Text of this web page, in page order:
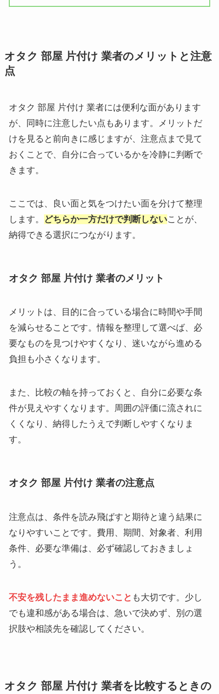
オタク 部屋 片付け 業者のメリットと注意
点
オタク 部屋 片付け 業者には便利な面があります
が、同時に注意したい点もあります。メリットだ
けを見ると前向きに感じますが、注意点まで見て
おくことで、自分に合っているかを冷静に判断で
きます。
ここでは、良い面と気をつけたい面を分けて整理
します。
どちらか一方だけで判断しないことが、
納得できる選択につながります。
オタク 部屋 片付け 業者のメリット
メリットは、目的に合っている場合に時間や手間
を減らせることです。情報を整理して選べば、必
要なものを見つけやすくなり、迷いながら進める
負担も小さくなります。
また、比較の軸を持っておくと、自分に必要な条
件が見えやすくなります。周囲の評価に流されに
くくなり、納得したうえで判断しやすくなりま
す。
オタク 部屋 片付け 業者の注意点
注意点は、条件を読み飛ばすと期待と違う結果に
なりやすいことです。費用、期間、対象者、利用
条件、必要な準備は、必ず確認しておきましょ
う。
不安を残したまま進めないこと も大切です。少し
でも違和感がある場合は、急いで決めず、別の選
択肢や相談先を確認してください。
オタク 部屋 片付け 業者を比較するときの